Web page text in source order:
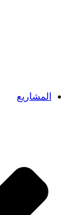
المشاريع